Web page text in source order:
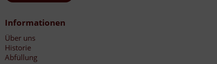
Informationen
Über uns
Historie
Abfüllung